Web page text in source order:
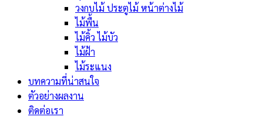
วงกบไม้ ประตูไม้ หน้าต่างไม้
ไม้พื้น
ไม้คิ้ว ไม้บัว
ไม้ฝ้า
ไม้ระแนง
บทความที่น่าสนใจ
ตัวอย่างผลงาน
ติดต่อเรา